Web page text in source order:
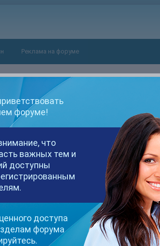
Реклама на форуме
начала трансляции горит, и все...в онлайн
форуме!
что
важных тем и
доступны
доступа
форума